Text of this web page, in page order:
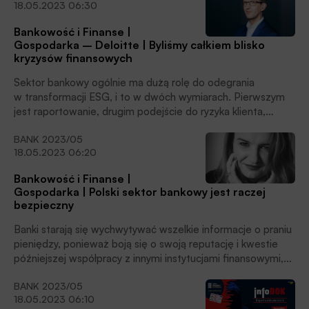
ogrom pracy.
18.05.2023 06:30
Bankowość i Finanse |
Gospodarka – Deloitte | Byliśmy całkiem blisko
kryzysów finansowych
Sektor bankowy ogólnie ma dużą rolę do odegrania
w transformacji ESG, i to w dwóch wymiarach. Pierwszym
jest raportowanie, drugim podejście do ryzyka klienta,
banków jest to kluczowe z perspektywy ryzyka, są one też
świetnym miejscem synergii, optymalizacji sposobu
agregacji tych danych na poziomie krajowym,
ale i sektorowym. Bez udziału banków trudno będzie
dobrze ocenić ryzyko w najbliższym czasie – mówi
Przemysław Szczygielski, partner, lider doradztwa dla
sektora finansowego w Deloitte Polska, w rozmowie
z Michałem Pawłowskim.
BANK 2023/05
18.05.2023 06:20
Bankowość i Finanse |
Gospodarka | Polski sektor bankowy jest raczej
bezpieczny
Banki starają się wychwytywać wszelkie informacje o praniu
pieniędzy, ponieważ boją się o swoją reputację i kwestie
późniejszej współpracy z innymi instytucjami finansowymi,
ale wynikają one z tego, czego wymaga od nas Komisja
Europejska. Myślę, że sektor bankowy w tym aspekcie jest
BANK 2023/05
18.05.2023 06:10